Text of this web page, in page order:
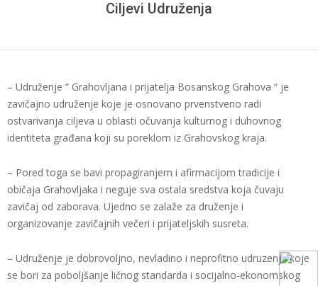
PRIJATELJA
BOSANSKOG
GRAHOVA
Ciljevi Udruženja
– Udruženje “ Grahovljana i prijatelja Bosanskog Grahova “ je
zavičajno udruženje koje je osnovano prvenstveno radi
ostvarivanja ciljeva u oblasti očuvanja kulturnog i duhovnog
identiteta građana koji su poreklom iz Grahovskog kraja.
– Pored toga se bavi propagiranjem i afirmacijom tradicije i
običaja Grahovljaka i neguje sva ostala sredstva koja čuvaju
zavičaj od zaborava. Ujedno se zalaže za druženje i
organizovanje zavičajnih večeri i prijateljskih susreta.
– Udruženje je dobrovoljno, nevladino i neprofitno udruzenje koje
se bori za poboljšanje ličnog standarda i socijalno-ekonomskog